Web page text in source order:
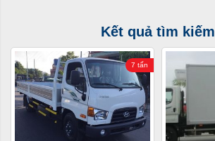
Kết quả tìm kiếm
7 tấn